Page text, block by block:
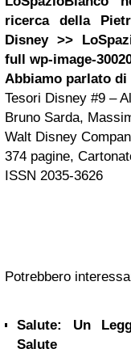
ricerca della
Disney >>
full wp-image-
Abbiamo parlato di
Tesori Disney #9 –
Bruno Sarda,
Walt Disney
374 pagine,
ISSN 2035-3626
Potrebbero
Salute: Un
Salute